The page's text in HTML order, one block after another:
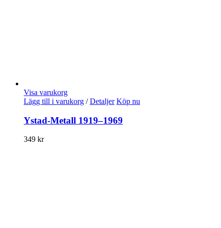
Visa varukorg
Lägg till i varukorg / Detaljer Köp nu
Ystad-Metall 1919–1969
349 kr